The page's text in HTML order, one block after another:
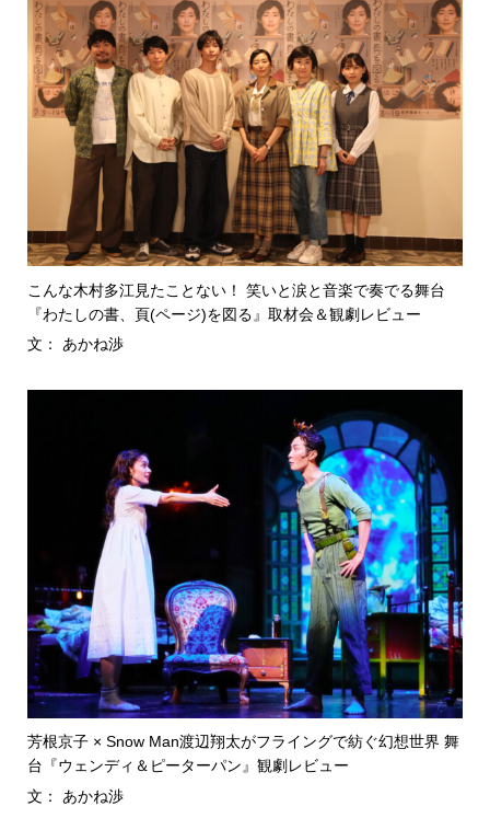
こんな木村多江見たことない！ 笑いと涙と音楽で奏でる舞台
『わたしの書、頁(ページ)を図る』取材会＆観劇レビュー
文： あかね渉
芳根京子 × Snow Man渡辺翔太がフライングで紡ぐ幻想世界 舞
台『ウェンディ＆ピーターパン』観劇レビュー
文： あかね渉